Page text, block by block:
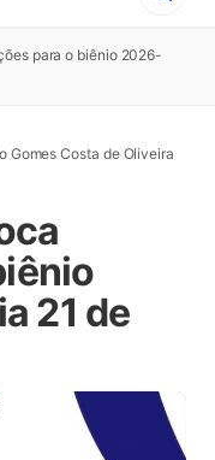
para o biênio 2026-
Gomes Costa de Oliveira
21 de